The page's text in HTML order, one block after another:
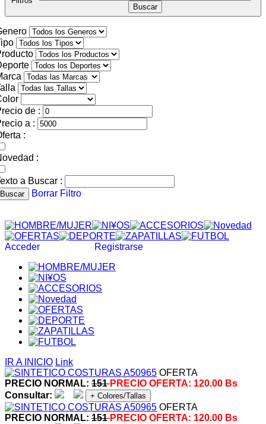
de :
a :
:
:
a Buscar :
Buscar Borrar Filtro
Acceder Registrarse
IR A INICIO Link
OFERTA
PRECIO NORMAL: 151PRECIO OFERTA: 120.00 Bs
Consultar:
+ Colores/Tallas
OFERTA
PRECIO NORMAL: 151PRECIO OFERTA: 120.00 Bs